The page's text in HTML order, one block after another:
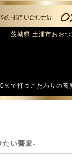
茨城県 土浦市おお
で打つこだわりの蕎
たい蕎麦-